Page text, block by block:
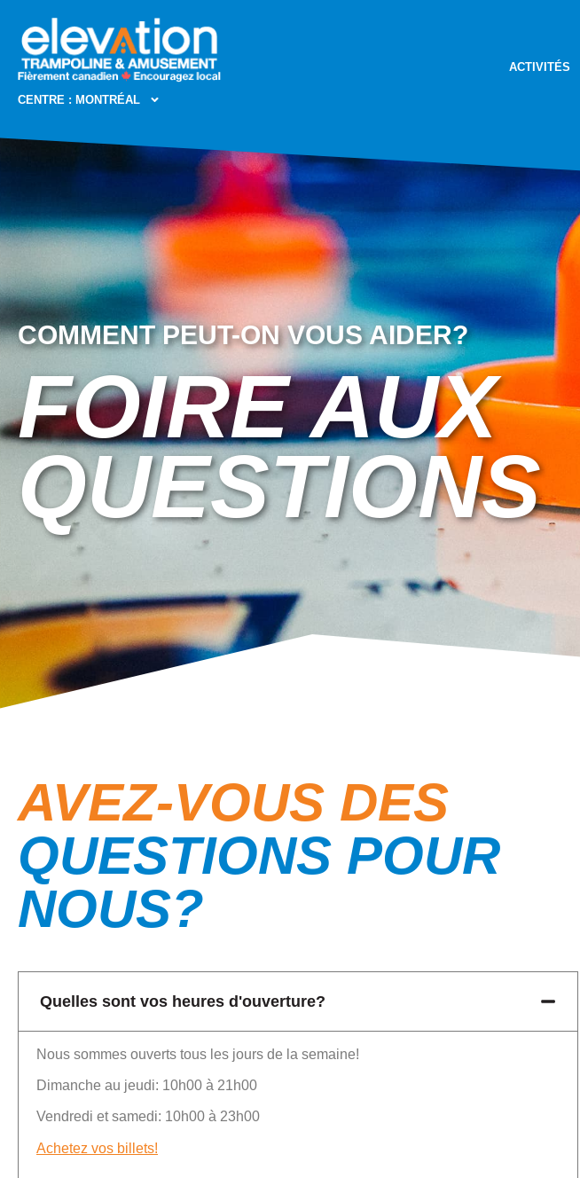
CENTRE : MONTRÉAL
ACTIVITÉS
COMMENT PEUT-ON VOUS AIDER?
FOIRE AUX
QUESTIONS
AVEZ-VOUS DES
QUESTIONS POUR
NOUS?
Quelles sont vos heures d'ouverture?
Nous sommes ouverts tous les jours de la semaine!
Dimanche au jeudi: 10h00 à 21h00
Vendredi et samedi: 10h00 à 23h00
Achetez vos billets!